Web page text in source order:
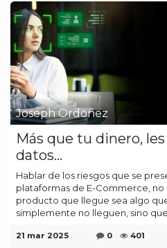
Joseph Ordoñez
Más que tu dinero,
datos…
Hablar de los riesgos que se
plataformas de E-Commerce,
producto que llegue sea algo
simplemente no lleguen, sino que
21 mar 2025 0 401